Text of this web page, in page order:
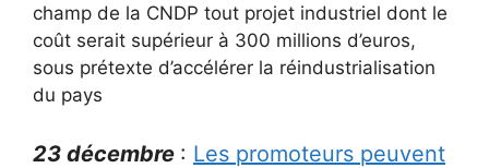
champ de la CNDP tout projet industriel dont le
coût serait supérieur à 300 millions d’euros,
sous prétexte d’accélérer la réindustrialisation
du pays
23 décembre : Les promoteurs peuvent